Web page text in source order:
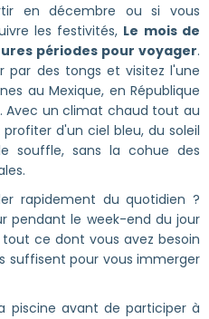
en décembre ou si vous
les festivités, Le mois de
périodes pour voyager.
par des tongs et visitez l'une
au Mexique, en République
Avec un climat chaud tout au
d'un ciel bleu, du soleil
souffle, sans la cohue des
rapidement du quotidien ?
pendant le week-end du jour
ce dont vous avez besoin
suffisent pour vous immerger
piscine avant de participer à